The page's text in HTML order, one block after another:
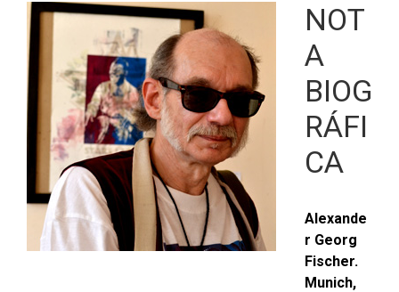
NOT
A
BIOG
RÁFI
CA
Alexande
r Georg
Fischer.
Munich,